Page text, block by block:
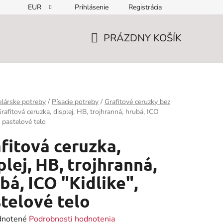
EUR Prihlásenie Registrácia
PRÁZDNY KOŠÍK
potreby / Písacie potreby / Grafitové ceruzky bez
ceruzka, displej, HB, trojhranná, hrubá, ICO
pastelové telo
ceruzka,
HB, trojhranná,
ICO "Kidlike",
telo
Podrobnosti hodnotenia